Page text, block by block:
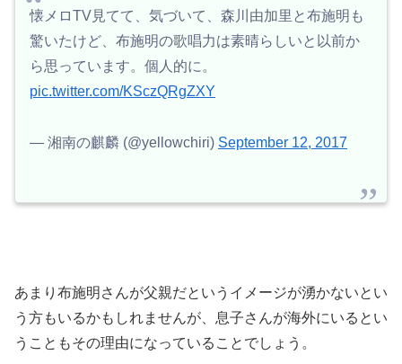
懐メロTV見てて、気づいて、森川由加里と布施明も
驚いたけど、布施明の歌唱力は素晴らしいと以前か
ら思っています。個人的に。
pic.twitter.com/KSczQRgZXY
— 湘南の麒麟 (@yellowchiri) September 12, 2017
あまり布施明さんが父親だというイメージが湧かないとい
う方もいるかもしれませんが、息子さんが海外にいるとい
うこともその理由になっていることでしょう。